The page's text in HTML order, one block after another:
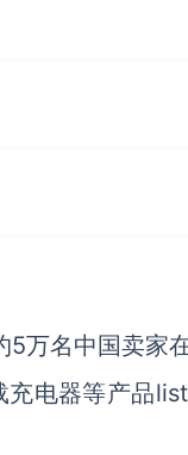
万名中国卖家
电器等产品